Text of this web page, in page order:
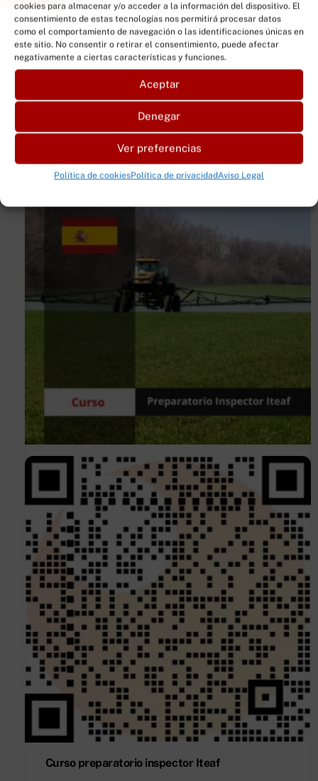
cookies para almacenar y/o acceder a la información del dispositivo. El
consentimiento de estas tecnologías nos permitirá procesar datos
como el comportamiento de navegación o las identificaciones únicas en
este sitio. No consentir o retirar el consentimiento, puede afectar
negativamente a ciertas características y funciones.
Aceptar
Denegar
Ver preferencias
Política de cookiesPolítica de privacidadAviso Legal
Curso preparatorio director Iteaf – malas
hierbas
Curso preparatorio inspector Iteaf